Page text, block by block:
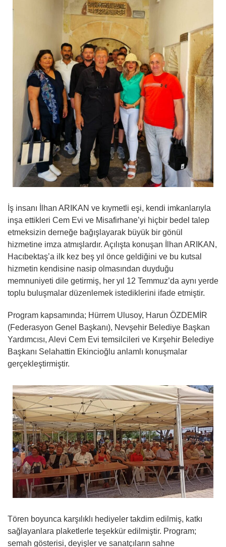
İş insanı İlhan ARIKAN ve kıymetli eşi, kendi imkanlarıyla
inşa ettikleri Cem Evi ve Misafirhane’yi hiçbir bedel talep
etmeksizin derneğe bağışlayarak büyük bir gönül
hizmetine imza atmışlardır. Açılışta konuşan İlhan ARIKAN,
Hacıbektaş’a ilk kez beş yıl önce geldiğini ve bu kutsal
hizmetin kendisine nasip olmasından duyduğu
memnuniyeti dile getirmiş, her yıl 12 Temmuz’da aynı yerde
toplu buluşmalar düzenlemek istediklerini ifade etmiştir.
Program kapsamında; Hürrem Ulusoy, Harun ÖZDEMİR
(Federasyon Genel Başkanı), Nevşehir Belediye Başkan
Yardımcısı, Alevi Cem Evi temsilcileri ve Kırşehir Belediye
Başkanı Selahattin Ekincioğlu anlamlı konuşmalar
gerçekleştirmiştir.
Tören boyunca karşılıklı hediyeler takdim edilmiş, katkı
sağlayanlara plaketlerle teşekkür edilmiştir. Program;
semah gösterisi, deyişler ve sanatçıların sahne